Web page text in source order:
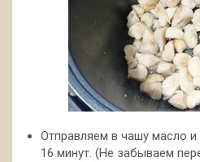
Отправляем в чашу масло
16 минут. (Не забываем